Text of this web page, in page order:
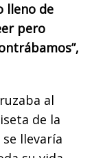
lleno de
pero
al
de la
llevaría